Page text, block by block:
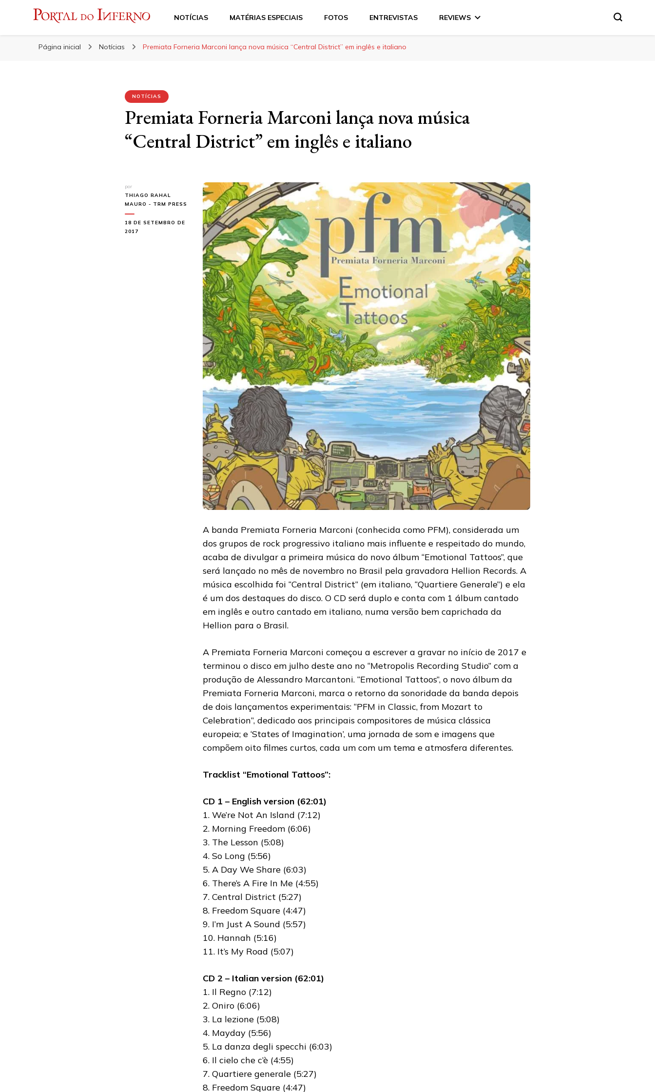
Portal do Inferno
NOTÍCIAS MATÉRIAS ESPECIAIS FOTOS ENTREVISTAS REVIEWS
Página inicial Notícias Premiata Forneria Marconi lança nova música “Central District” em inglês e italiano
NOTÍCIAS
Premiata Forneria Marconi lança nova música
“Central District” em inglês e italiano
por
THIAGO RAHAL
MAURO - TRM PRESS
18 DE SETEMBRO DE
2017
A banda Premiata Forneria Marconi (conhecida como PFM), considerada um
dos grupos de rock progressivo italiano mais influente e respeitado do mundo,
acaba de divulgar a primeira música do novo álbum “Emotional Tattoos”, que
será lançado no mês de novembro no Brasil pela gravadora Hellion Records. A
música escolhida foi “Central District” (em italiano, “Quartiere Generale”) e ela
é um dos destaques do disco. O CD será duplo e conta com 1 álbum cantado
em inglês e outro cantado em italiano, numa versão bem caprichada da
Hellion para o Brasil.
A Premiata Forneria Marconi começou a escrever a gravar no início de 2017 e
terminou o disco em julho deste ano no “Metropolis Recording Studio” com a
produção de Alessandro Marcantoni. “Emotional Tattoos”, o novo álbum da
Premiata Forneria Marconi, marca o retorno da sonoridade da banda depois
de dois lançamentos experimentais: “PFM in Classic, from Mozart to
Celebration”, dedicado aos principais compositores de música clássica
europeia; e ‘States of Imagination’, uma jornada de som e imagens que
compõem oito filmes curtos, cada um com um tema e atmosfera diferentes.
Tracklist “Emotional Tattoos”:
CD 1 – English version (62:01)
1. We’re Not An Island (7:12)
2. Morning Freedom (6:06)
3. The Lesson (5:08)
4. So Long (5:56)
5. A Day We Share (6:03)
6. There’s A Fire In Me (4:55)
7. Central District (5:27)
8. Freedom Square (4:47)
9. I’m Just A Sound (5:57)
10. Hannah (5:16)
11. It’s My Road (5:07)
CD 2 – Italian version (62:01)
1. Il Regno (7:12)
2. Oniro (6:06)
3. La lezione (5:08)
4. Mayday (5:56)
5. La danza degli specchi (6:03)
6. Il cielo che c’è (4:55)
7. Quartiere generale (5:27)
8. Freedom Square (4:47)